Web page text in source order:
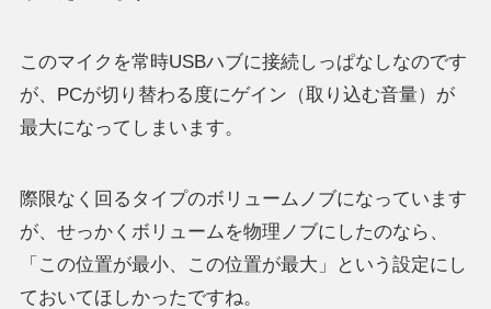
このマイクを常時USBハブに接続しっぱなしなのです
が、PCが切り替わる度にゲイン（取り込む音量）が
最大になってしまいます。
際限なく回るタイプのボリュームノブになっています
が、せっかくボリュームを物理ノブにしたのなら、
「この位置が最小、この位置が最大」という設定にし
ておいてほしかったですね。